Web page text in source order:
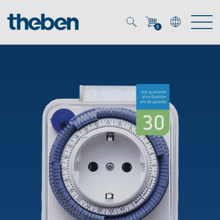
0
Energy Manager
Smart Home
DALI
Präsenzmelder & Bewegungsmelder
OEM-Lösungen
Ansprechpartner OEM
OEM-Referenzen
Zeit- und Lichtsteuerung
DALI-2 Lichtsteuerung
Downloads
Unternehmen